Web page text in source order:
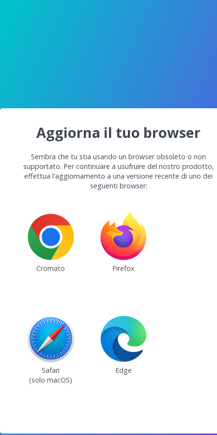
Aggiorna il tuo browser
Sembra che tu stia usando un browser obsoleto o non
supportato. Per continuare a usufruire del nostro prodotto,
effettua l'aggiornamento a una versione recente di uno dei
seguenti browser:
Cromato Firefox
Safari
(solo macOS)
Edge